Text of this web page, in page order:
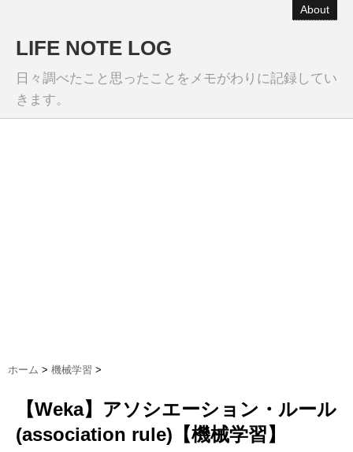
About
LIFE NOTE LOG
日々調べたこと思ったことをメモがわりに記録してい
きます。
ホーム > 機械学習 >
【Weka】アソシエーション・ルール
(association rule)【機械学習】